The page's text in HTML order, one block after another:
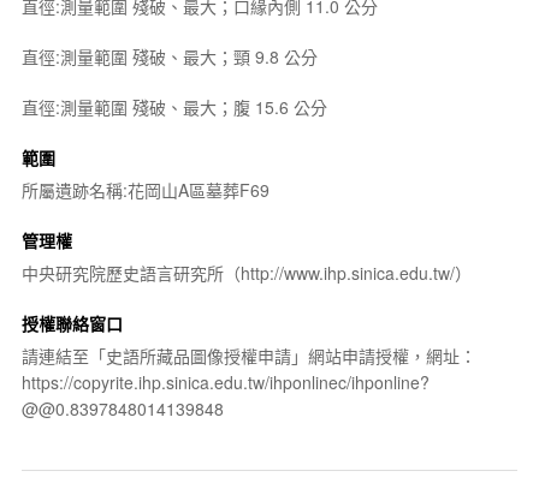
直徑:測量範圍 殘破、最大；口緣內側 11.0 公分
直徑:測量範圍 殘破、最大；頸 9.8 公分
直徑:測量範圍 殘破、最大；腹 15.6 公分
範圍
所屬遺跡名稱:花岡山A區墓葬F69
管理權
中央研究院歷史語言研究所（http://www.ihp.sinica.edu.tw/）
授權聯絡窗口
請連結至「史語所藏品圖像授權申請」網站申請授權，網址：
https://copyrite.ihp.sinica.edu.tw/ihponlinec/ihponline?
@@0.8397848014139848